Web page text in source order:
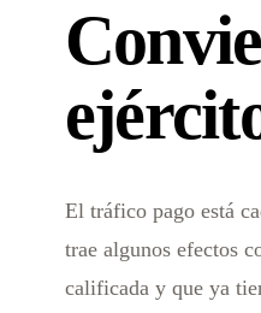
El tráfico pago está
trae algunos efectos
calificada y que ya